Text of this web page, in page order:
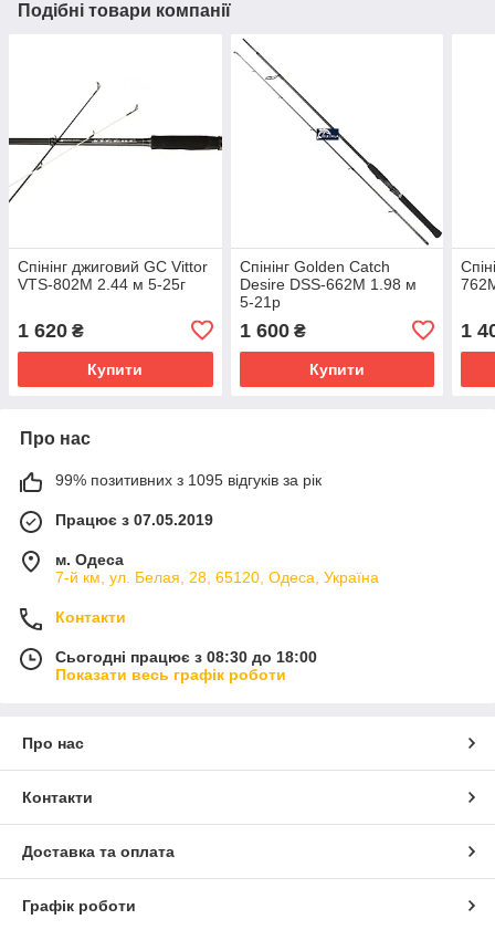
Подібні товари компанії
Спінінг джиговий GC Vittor
VTS-802M 2.44 м 5-25г
1 620 ₴
Купити
Спінінг Golden Catch
Desire DSS-662M 1.98 м
5-21р
1 600₴
Купити
1
Про нас
99% позитивних з 1095 відгуків за рік
Працює з 07.05.2019
м. Одеса
7-й км, ул. Белая, 28, 65120, Одеса, Україна
Контакти
Сьогодні працює з 08:30 до 18:00
Показати весь графік роботи
Про нас
Контакти
Доставка та оплата
Графік роботи